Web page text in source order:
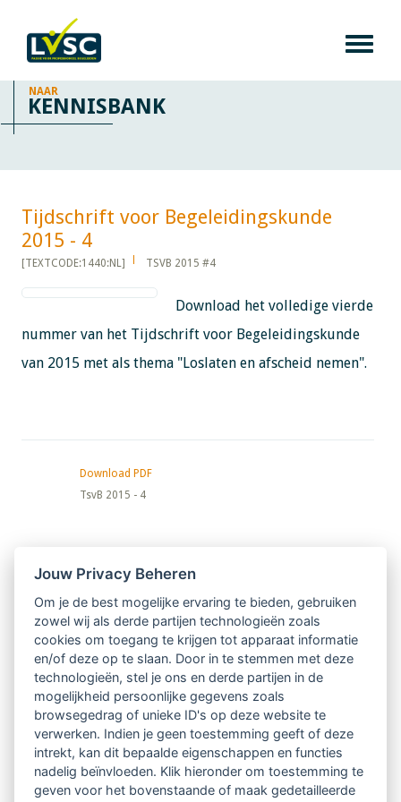
NAAR
KENNISBANK
Tijdschrift voor Begeleidingskunde
2015 - 4​​​​​​
[TEXTCODE:1440:NL] TSVB 2015 #4
Download het volledige vierde
nummer van het Tijdschrift voor Begeleidingskunde
van 2015 met als thema "Loslaten en afscheid nemen".
Download PDF
TsvB 2015 - 4
Nieuwsbrief
Ontvang 10 x per jaar de LVSC-
relatienieuwsbrief met o.a.:
vrij toegankelijke TsvB-artikelen
nieuws op het vlak van professioneel
begeleiden
informatie over LVSC-activiteiten
Jouw Privacy Beheren
Om je de best mogelijke ervaring te bieden, gebruiken
zowel wij als derde partijen technologieën zoals
cookies om toegang te krijgen tot apparaat informatie
en/of deze op te slaan. Door in te stemmen met deze
technologieën, stel je ons en derde partijen in de
mogelijkheid persoonlijke gegevens zoals
browsegedrag of unieke ID's op deze website te
verwerken. Indien je geen toestemming geeft of deze
intrekt, kan dit bepaalde eigenschappen en functies
nadelig beïnvloeden. Klik hieronder om toestemming te
geven voor het bovenstaande of maak gedetailleerde